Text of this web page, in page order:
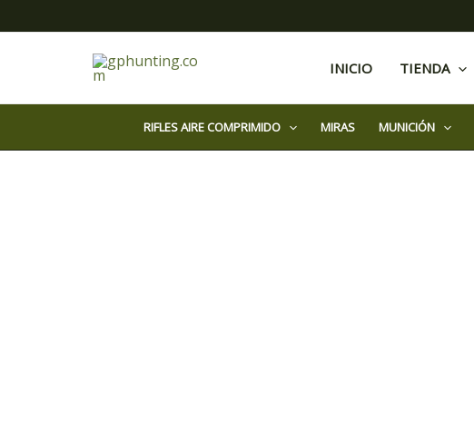
al
INICIO TIENDA
RIFLES AIRE COMPRIMIDO MIRAS MUNICIÓN